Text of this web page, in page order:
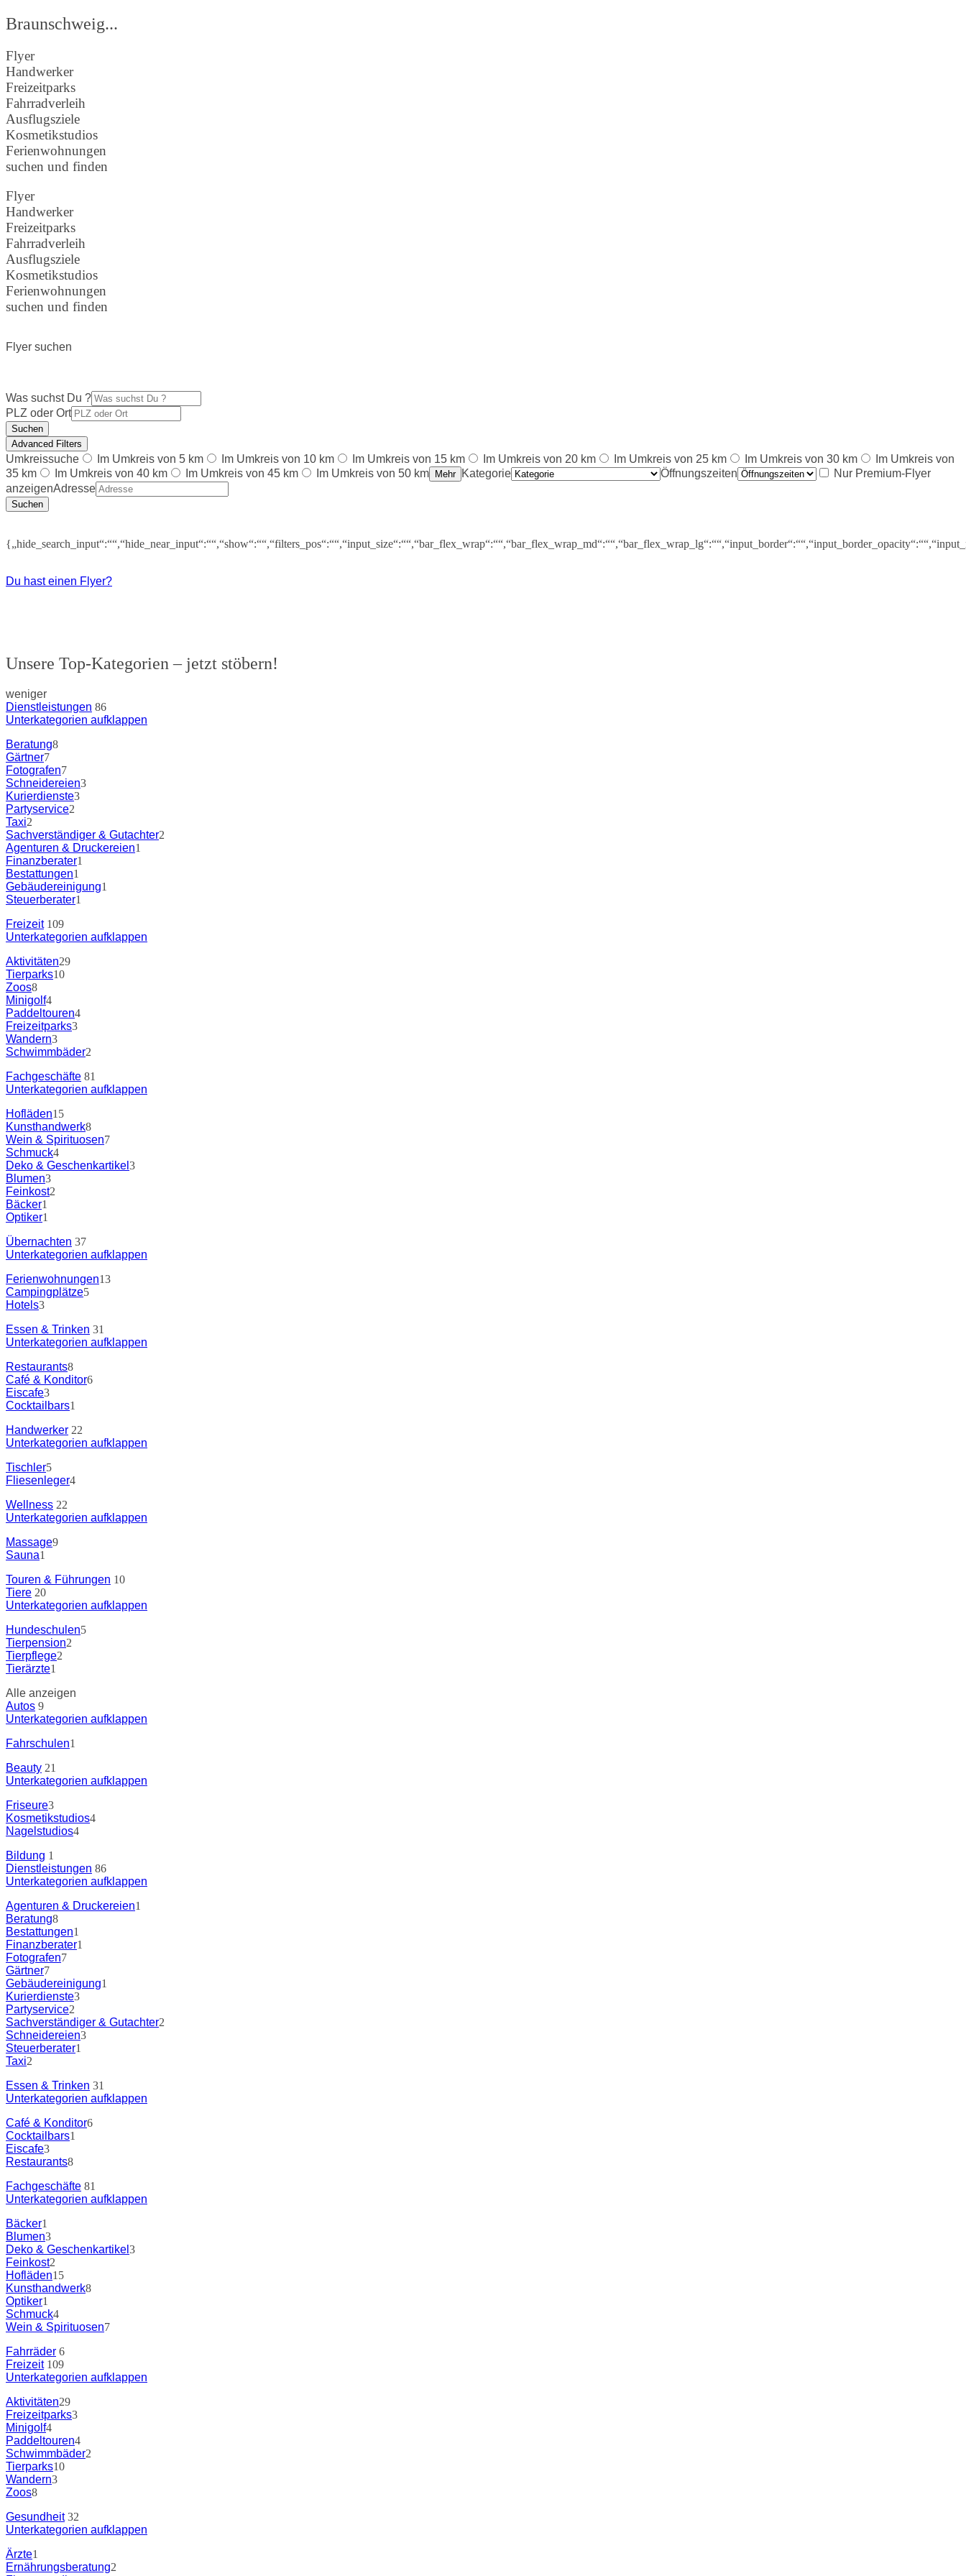
Braunschweig...
Flyer
Handwerker
Freizeitparks
Fahrradverleih
Ausflugsziele
Kosmetikstudios
Ferienwohnungen
suchen und finden
Flyer
Handwerker
Freizeitparks
Fahrradverleih
Ausflugsziele
Kosmetikstudios
Ferienwohnungen
suchen und finden
Flyer suchen
Was suchst Du ?
PLZ oder Ort
Suchen
Advanced Filters
Umkreissuche Im Umkreis von 5 km Im Umkreis von 10 km Im Umkreis von 15 km Im Umkreis von 20 km Im Umkreis von 25 km Im Umkreis von 30 km
Im Umkreis von
35 km
Im Umkreis von 40 km Im Umkreis von 45 km Im Umkreis von 50 km Mehr Kategorie Öffnungszeiten
Nur Premium-Flyer
anzeigenAdresse
Suchen
Du hast einen Flyer?
Unsere Top-Kategorien – jetzt stöbern!
weniger
Dienstleistungen 86
Unterkategorien aufklappen
Beratung8
Gärtner7
Fotografen7
Schneidereien3
Kurierdienste3
Partyservice2
Taxi2
Sachverständiger & Gutachter2
Agenturen & Druckereien1
Finanzberater1
Bestattungen1
Gebäudereinigung1
Steuerberater1
Freizeit109
Unterkategorien aufklappen
Aktivitäten29
Tierparks10
Zoos8
Minigolf4
Paddeltouren4
Freizeitparks3
Wandern3
Schwimmbäder2
Fachgeschäfte 81
Unterkategorien aufklappen
Hofläden15
Kunsthandwerk8
Wein & Spirituosen7
Schmuck4
Deko & Geschenkartikel 3
Blumen3
Feinkost2
Bäcker1
Optiker1
Übernachten 37
Unterkategorien aufklappen
Ferienwohnungen13
Campingplätze5
Hotels3
Essen & Trinken 31
Unterkategorien aufklappen
Restaurants8
Café & Konditor6
Eiscafe3
Cocktailbars1
Handwerker 22
Unterkategorien aufklappen
Tischler5
Fliesenleger4
Wellness 22
Unterkategorien aufklappen
Massage9
Sauna1
Touren & Führungen 10
Tiere 20
Unterkategorien aufklappen
Hundeschulen5
Tierpension2
Tierpflege2
Tierärzte1
Alle anzeigen
Autos 9
Unterkategorien aufklappen
Fahrschulen1
Beauty 21
Unterkategorien aufklappen
Friseure3
Kosmetikstudios4
Nagelstudios4
Bildung 1
Dienstleistungen 86
Unterkategorien aufklappen
Agenturen & Druckereien1
Beratung8
Bestattungen1
Finanzberater1
Fotografen7
Gärtner7
Gebäudereinigung1
Kurierdienste3
Partyservice2
Sachverständiger & Gutachter2
Schneidereien3
Steuerberater1
Taxi2
Essen & Trinken 31
Unterkategorien aufklappen
Café & Konditor6
Cocktailbars1
Eiscafe3
Restaurants8
Fachgeschäfte 81
Unterkategorien aufklappen
Bäcker1
Blumen3
Deko & Geschenkartikel 3
Feinkost2
Hofläden15
Kunsthandwerk8
Optiker1
Schmuck4
Wein & Spirituosen7
Fahrräder 6
Freizeit109
Unterkategorien aufklappen
Aktivitäten29
Freizeitparks3
Minigolf4
Paddeltouren4
Schwimmbäder2
Tierparks10
Wandern3
Zoos8
Gesundheit32
Unterkategorien aufklappen
Ärzte1
Ernährungsberatung2